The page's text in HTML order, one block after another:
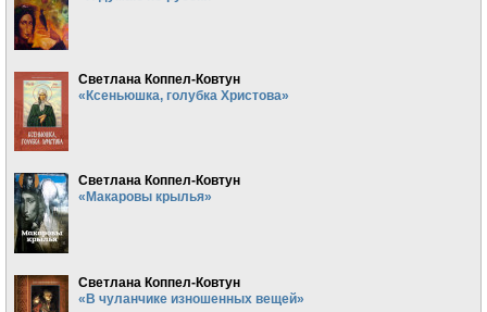
Светлана Коппел-Ковтун
«Ксеньюшка, голубка Христова»
Светлана Коппел-Ковтун
«Макаровы крылья»
Светлана Коппел-Ковтун
«В чуланчике изношенных вещей»